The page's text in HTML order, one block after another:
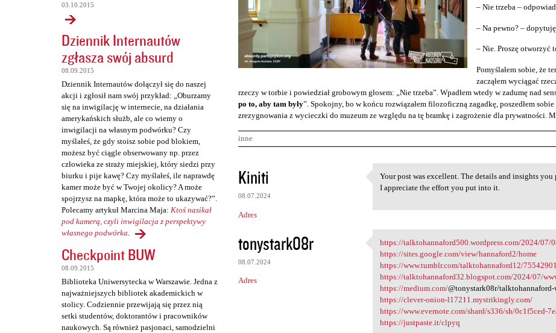
03.10.2015
Dziennik Internautów
zgłasza swój absurd
08.09.2015
Dziennik Internautów dołączył się do naszej
akcji i zgłosił nam swój przykład: „Oburzamy
się na inwigilację w internecie, na działania
amerykańskich służb, ale co wiemy o
inwigilacji na własnym podwórku? Czy
myślałeś, że gdy stoisz sobie pod blokiem,
możesz być ciągle obserwowany np. przez
człowieka ze straży miejskiej, który siedzi przy
biurku i pije kawę? Czy myślałeś, ile naprawdę
kamer może być w Twojej okolicy? A może
spojrzysz na mapkę, która może to ukazywać?”.
Polecamy artykuł Marcina Maja: Ktoś nasikał
pod kamerą, czyli inwigilacja z perspektywy
własnego podwórka.
Checkpoint BUW
08.09.2015
Biblioteka Uniwersytecka w Warszawie. Jedna z
najważniejszych bibliotek akademickich w
stolicy. Codziennie przewijają się przez nią
setki studentów, doktorantów i pracowników
naukowych. Są również pasjonaci, samodzielni
– Nie trzeba –
– Na pewno? – dopytuję
– Nie. Proszę otworzyć
Pomyślałem sobie, że
zacząłem wyciągać
rzeczy w torbie i powiedział grobowym głosem: „Nie trzeba”. Wpadłem wtedy w zadumę nad
po to, aby tam były”. Spokojny, bo w końcu rozwiązałem filozoficzną zagadkę, poszedłem
zrezygnowania z wycieczki do muzeum ze względu na tę bramkę i zagrożenie dla prywatności.
inne
K
o
m
e
n
t
r
Kiniti
08.07.2024
Adres
Your post was excellent. The
Your post was excellent. The details and insights
I appreciate the effort you put into it.
tonystark08r
08.07.2024
Adres
https://talktohannaford500
https://talktohannaford500.wordpress.com/2024/07/
https://sites.google.com/view/hannaford2/home
https://www.tumblr.com/talktohannaford12/
https://talktohannaford32.blogspot.com/2024/07/
https://medium.com/@tonystark08r/
https://clever-onion-l17211.mystrikingly.com/
https://www.evernote.com/shard/s336/sh/0c1f5ced-
https://justpaste.it/clpyq